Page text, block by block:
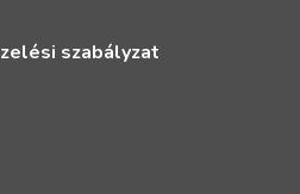
szabályzat